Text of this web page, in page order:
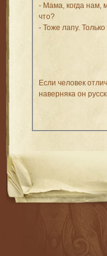
- Мама, когда нам,
что?
- Тоже лапу.
Если человек
наверняка он